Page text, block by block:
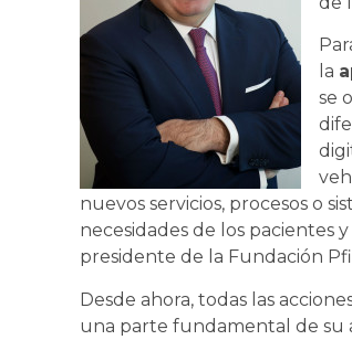
la
se
nuevos servicios, procesos o
necesidades de los pacientes
presidente de la Fundación
Desde ahora, todas las
una parte fundamental de su